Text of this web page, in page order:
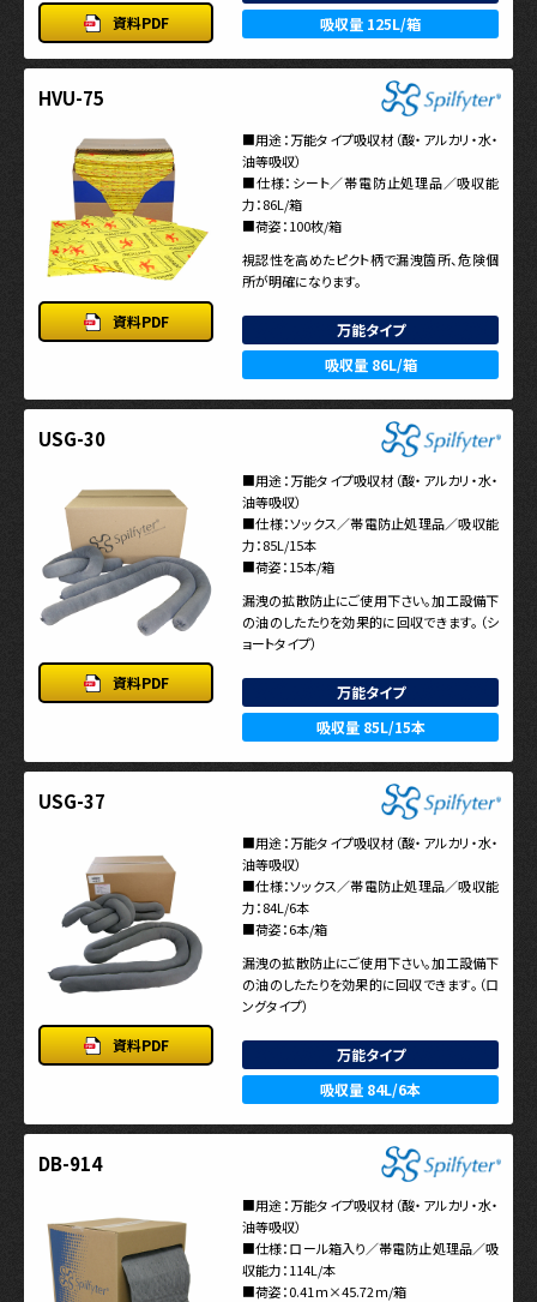
資料PDF
吸収量 125L/箱
HVU-75
資料PDF
■用途：万能タイプ吸収材（酸・アルカリ・水・
油等吸収）
■仕様：シート／帯電防止処理品／吸収能
力：86L/箱
■荷姿：100枚/箱
視認性を高めたピクト柄で漏洩箇所、危険個
所が明確になります。
万能タイプ
吸収量 86L/箱
USG-30
資料PDF
■用途：万能タイプ吸収材（酸・アルカリ・水・
油等吸収）
■仕様：ソックス／帯電防止処理品／吸収能
力：85L/15本
■荷姿：15本/箱
漏洩の拡散防止にご使用下さい。加工設備下
の油のしたたりを効果的に回収できます。（シ
ョートタイプ）
万能タイプ
吸収量 85L/15本
USG-37
資料PDF
■用途：万能タイプ吸収材（酸・アルカリ・水・
油等吸収）
■仕様：ソックス／帯電防止処理品／吸収能
力：84L/6本
■荷姿：6本/箱
漏洩の拡散防止にご使用下さい。加工設備下
の油のしたたりを効果的に回収できます。（ロ
ングタイプ）
万能タイプ
吸収量 84L/6本
DB-914
■用途：万能タイプ吸収材（酸・アルカリ・水・
油等吸収）
■仕様：ロール箱入り／帯電防止処理品／吸
収能力：114L/本
■荷姿：0.41ｍ×45.72ｍ/箱